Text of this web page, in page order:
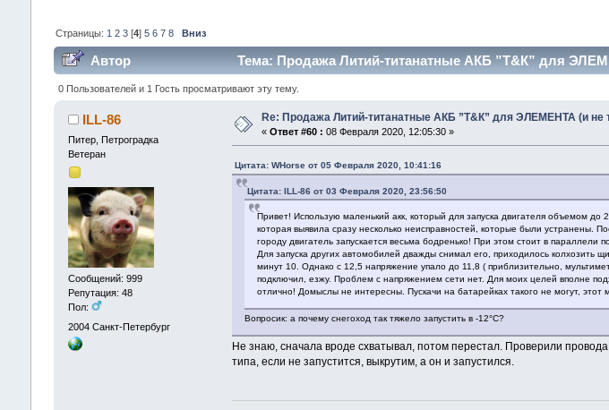
Страницы: 1 2 3[4] 5 6 7 8 Вниз
Автор Тема: Продажа Литий-титанатные АКБ ”Т&К” для
0 Пользователей и 1 Гость просматривают эту тему.
ILL-86
Питер, Петроградка
Ветеран
Сообщений: 999
Репутация: 48
Пол:
2004 Санкт-Петербург
Re: Продажа Литий-титанатные АКБ ”Т&К” для ЭЛЕМЕНТА (и не
« Ответ #60 : 08 Февраля 2020, 12:05:30 »
Цитата: WHorse от 05 Февраля 2020, 10:41:16
Цитата: ILL-86 от 03 Февраля 2020, 23:56:50
Привет! Использую маленький акк, который для запуска двигателя объемом
которая выявила сразу несколько неисправностей, которые были устранены.
городу двигатель запускается весьма бодренько! При этом стоит в параллели
Для запуска других автомобилей дважды снимал его, приходилось колхозить
минут 10. Однако с 12,5 напряжение упало до 11,8 ( приблизительно,
подключил, езжу. Проблем с напряжением сети нет. Для моих целей вполне
отлично! Домыслы не интересны. Пускачи на батарейках такого не могут, этот
Вопросик: а почему снегоход так тяжело запустить в -12°С?
Не знаю, сначала вроде схватывал, потом перестал. Проверили
типа, если не запустится, выкрутим, а он и запустился.